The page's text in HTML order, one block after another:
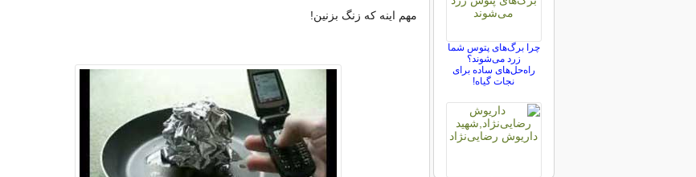
مهم اينه که زنگ بزنين!
چرا برگ‌های پتوس شما
زرد می‌شوند؟
راه‌حل‌های ساده برای
نجات گیاه!